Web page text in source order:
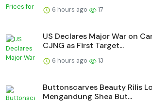
6 hours ago 17
US Declares Major War on
CJNG as First Target...
6 hours ago 13
Buttonscarves Beauty Rilis
Mengandung Shea But...